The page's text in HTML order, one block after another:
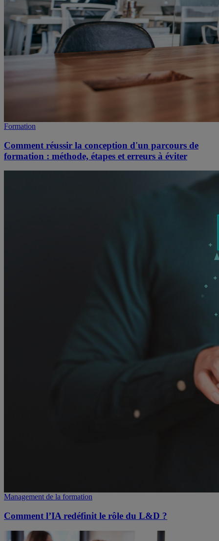
Formation
Comment réussir la conception d'un parcours de
formation : méthode, étapes et erreurs à éviter
Management de la formation
Comment l’IA redéfinit le rôle du L&D ?